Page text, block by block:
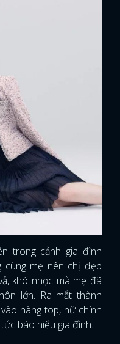
trong cảnh gia đình
cùng mẹ nên chị đẹp
khó nhọc mà mẹ đã
lớn. Ra mắt thành
hàng top, nữ chính
báo hiếu gia đình.